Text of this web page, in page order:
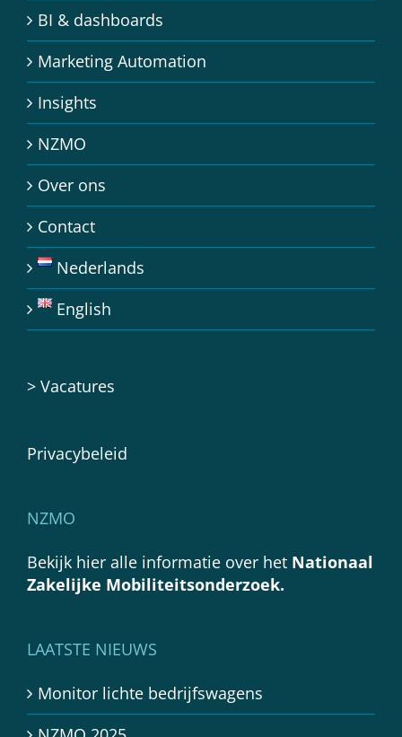
BI & dashboards
Marketing Automation
Insights
NZMO
Over ons
Contact
Nederlands
English
> Vacatures
Privacybeleid
NZMO
Bekijk hier alle informatie over het Nationaal
Zakelijke Mobiliteitsonderzoek.
LAATSTE NIEUWS
Monitor lichte bedrijfswagens